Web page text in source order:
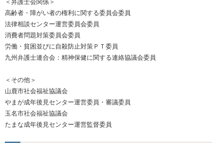
＜弁護士会関係＞
高齢者・障がい者の権利に関する委員会委員
法律相談センター運営委員会委員
消費者問題対策委員会委員
労働・貧困並びに自殺防止対策ＰＴ委員
九州弁護士連合会：精神保健に関する連絡協議会委員
＜その他＞
山鹿市社会福祉協議会
やまが成年後見センター運営委員・審議委員
玉名市社会福祉協議会
たまな成年後見センター運営監督委員